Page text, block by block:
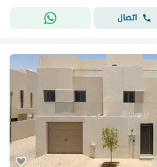
اتصال